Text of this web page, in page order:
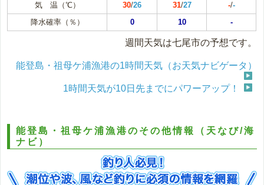
気 温（℃） 30/26 31/27 -/-
降水確率（％）
0 10 -
週間天気は七尾市の予想です。
能登島・祖母ケ浦漁港の1時間天気（お天気ナビゲータ）
1時間天気が10日先までにパワーアップ！
能登島・祖母ケ浦漁港のその他情報（天なび/海
ナビ）